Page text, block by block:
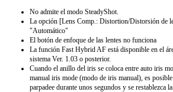
No admite el modo SteadyShot.
La opción [Lens Comp.: Distortion/Distorsión de
"Automático"
El botón de enfoque de las lentes no funciona
La función Fast Hybrid AF está disponible en el
sistema Ver. 1.03 o posterior.
Cuando el anillo del iris se coloca entre auto iris
manual iris mode (modo de iris manual), es
parpadee durante unos segundos y se restablezca